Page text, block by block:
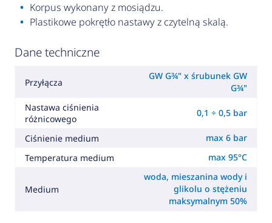
Korpus wykonany z mosiądzu.
Plastikowe pokrętło nastawy z czytelną skalą.
Dane techniczne
Przyłącza
GW G¾" x śrubunek GW
G¾"
Nastawa ciśnienia
różnicowego
0,1 ÷ 0,5 bar
Ciśnienie medium
max 6 bar
Temperatura medium
max 95°C
Medium
woda, mieszanina wody i
glikolu o stężeniu
maksymalnym 50%